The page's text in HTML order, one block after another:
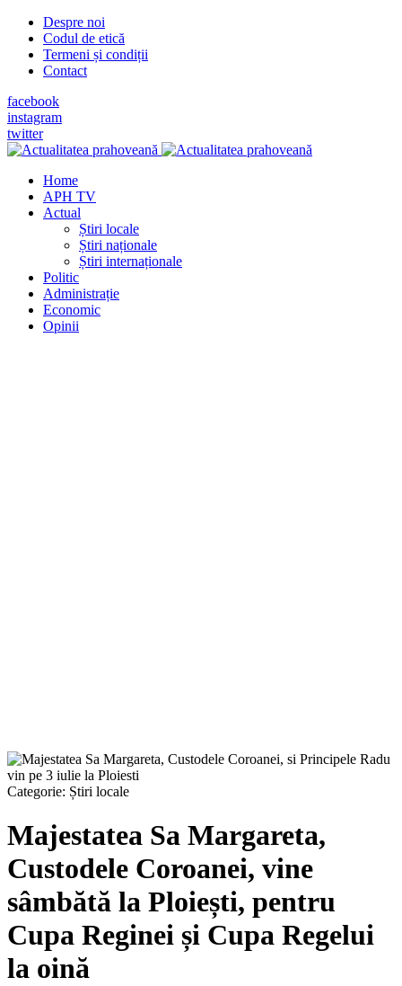
Despre noi
Codul de etică
Termeni și condiții
Contact
facebook
instagram
twitter
Home
APH TV
Actual
Știri locale
Știri naționale
Știri internaționale
Politic
Administrație
Economic
Opinii
Categorie: Știri locale
Majestatea Sa Margareta,
Custodele Coroanei, vine
sâmbătă la Ploiești, pentru
Cupa Reginei și Cupa Regelui
la oină